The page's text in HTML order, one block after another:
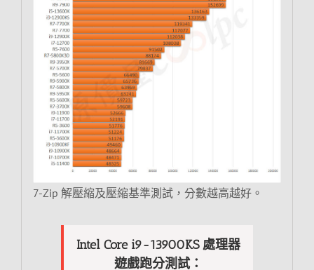
7-Zip 解壓縮及壓縮基準測試，分數越高越好。
Intel Core i9-13900KS 處理器
遊戲跑分測試：